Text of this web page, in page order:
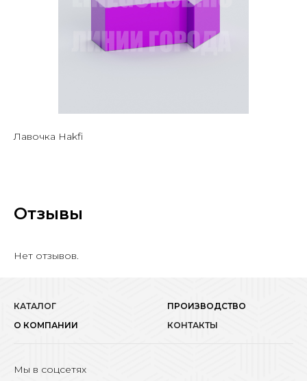
Лавочка Hakfi
Отзывы
Нет отзывов.
КАТАЛОГ
ПРОИЗВОДСТВО
О КОМПАНИИ
КОНТАКТЫ
Мы в соцсетях